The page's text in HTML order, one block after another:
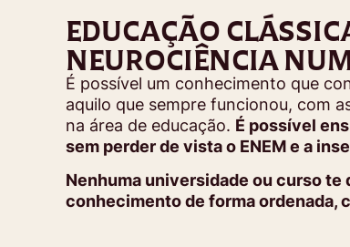
EDUCAÇÃO
NEUROCIÊNCIA
É possível um conhecimento que
aquilo que sempre funcionou, com
na área de educação. É possível
sem perder de vista o ENEM e a
Nenhuma universidade ou curso te
conhecimento de forma ordenada,